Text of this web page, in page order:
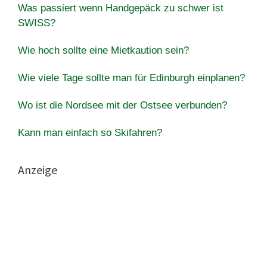
Was passiert wenn Handgepäck zu schwer ist
SWISS?
Wie hoch sollte eine Mietkaution sein?
Wie viele Tage sollte man für Edinburgh einplanen?
Wo ist die Nordsee mit der Ostsee verbunden?
Kann man einfach so Skifahren?
Anzeige